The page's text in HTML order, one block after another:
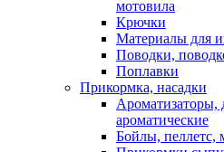
мотовила
Крючки
Материалы для
Поводки,
Поплавки
Прикормка, насадки
Ароматизаторы,
ароматические
Бойлы, пеллетс,